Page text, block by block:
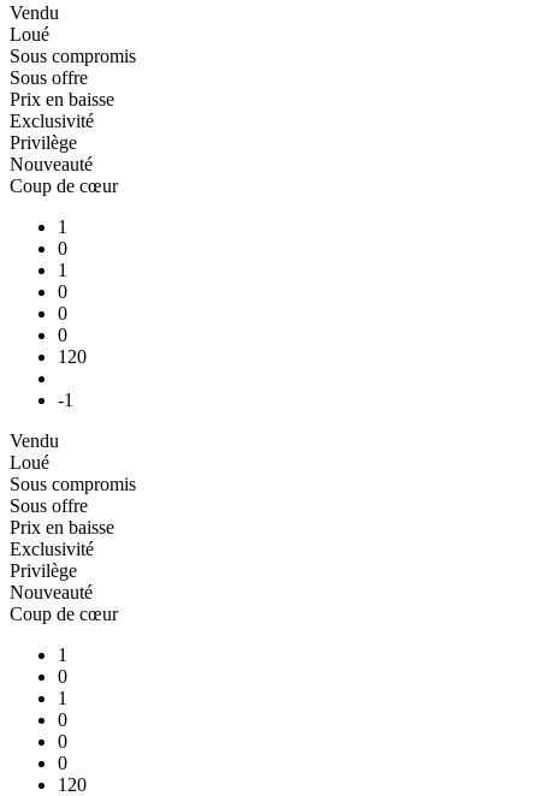
Vendu
Loué
Sous compromis
Sous offre
Prix en baisse
Exclusivité
Privilège
Nouveauté
Coup de cœur
1
0
1
0
0
0
120
-1
Vendu
Loué
Sous compromis
Sous offre
Prix en baisse
Exclusivité
Privilège
Nouveauté
Coup de cœur
1
0
1
0
0
0
120